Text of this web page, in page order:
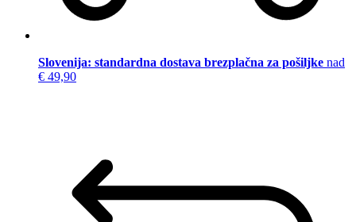
Slovenija: standardna dostava brezplačna za pošiljke nad
€ 49,90